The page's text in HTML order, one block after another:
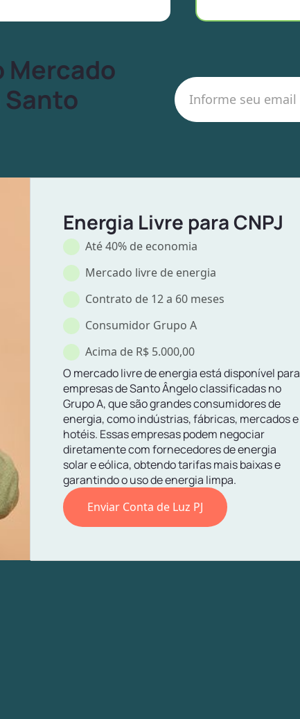
Mercado
Santo
Energia Livre para CNPJ
Até 40% de economia
Mercado livre de energia
Contrato de 12 a 60 meses
Consumidor Grupo A
Acima de R$ 5.000,00
O mercado livre de energia está disponível para
empresas de Santo Ângelo classificadas no
Grupo A, que são grandes consumidores de
energia, como indústrias, fábricas, mercados e
hotéis. Essas empresas podem negociar
diretamente com fornecedores de energia
solar e eólica, obtendo tarifas mais baixas e
garantindo o uso de energia limpa.
Enviar Conta de Luz PJ